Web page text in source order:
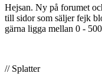
Hejsan. Ny på forumet
till sidor som säljer fejk
gärna ligga mellan 0 -
// Splatter